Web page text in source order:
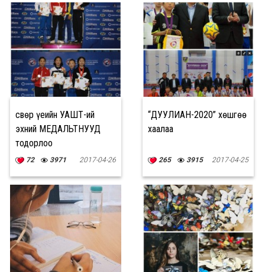
Өсвөр үеийн УАШТ-ий
эхний МЕДАЛЬТНУУД
тодорлоо
72 3971 2017-04-26
“ДУУЛИАН-2020” хөшгөө
хаалаа
265 3915 2017-04-25